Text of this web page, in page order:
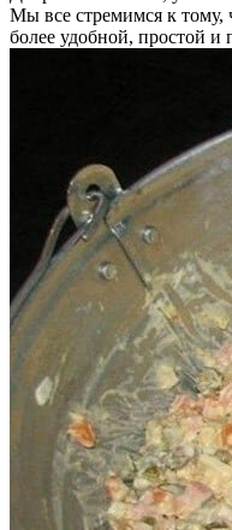
Мы все стремимся к тому,
более удобной, простой и